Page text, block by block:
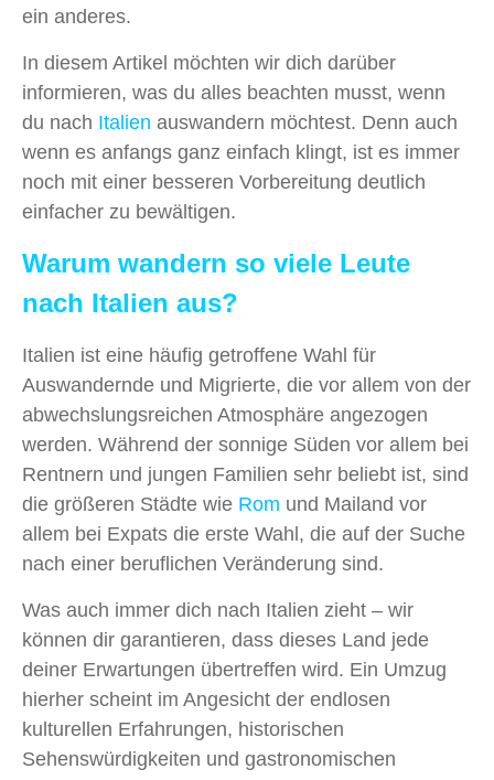
ein anderes.
In diesem Artikel möchten wir dich darüber
informieren, was du alles beachten musst, wenn
du nach Italien auswandern möchtest. Denn auch
wenn es anfangs ganz einfach klingt, ist es immer
noch mit einer besseren Vorbereitung deutlich
einfacher zu bewältigen.
Warum wandern so viele Leute
nach Italien aus?
Italien ist eine häufig getroffene Wahl für
Auswandernde und Migrierte, die vor allem von der
abwechslungsreichen Atmosphäre angezogen
werden. Während der sonnige Süden vor allem bei
Rentnern und jungen Familien sehr beliebt ist, sind
die größeren Städte wie Rom und Mailand vor
allem bei Expats die erste Wahl, die auf der Suche
nach einer beruflichen Veränderung sind.
Was auch immer dich nach Italien zieht – wir
können dir garantieren, dass dieses Land jede
deiner Erwartungen übertreffen wird. Ein Umzug
hierher scheint im Angesicht der endlosen
kulturellen Erfahrungen, historischen
Sehenswürdigkeiten und gastronomischen